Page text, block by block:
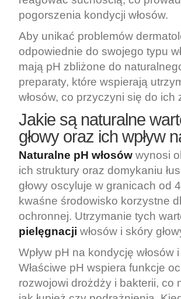
pogorszenia kondycji włosów.
Aby unikać problemów
odpowiednie do swojego typu
mają pH zbliżone do
preparaty, które wspierają
włosów, co przyczyni się do ich
Jakie są naturalne
głowy oraz ich wpływ
Naturalne pH włosów wynosi
ich struktury oraz domykaniu
głowy oscyluje w granicach od
kwaśne środowisko korzystne
ochronnej. Utrzymanie tych
pielęgnacji włosów i skóry
Wpływ pH na kondycję włosów
Właściwe pH wspiera funkcje
rozwojowi drożdży i bakterii, co